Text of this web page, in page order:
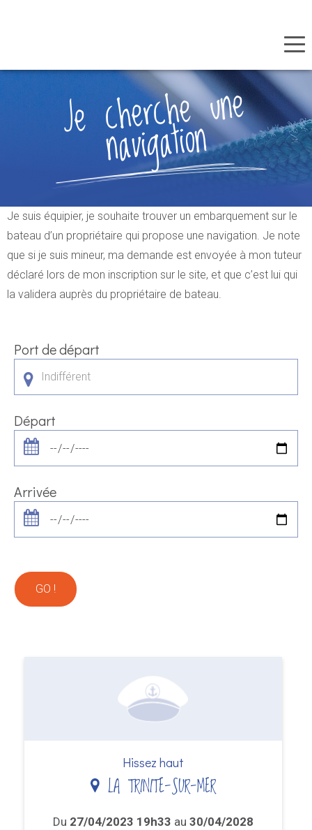
Je
cherche
une
navigation
Je suis équipier, je souhaite trouver un embarquement sur le
bateau d’un propriétaire qui propose une navigation. Je note
que si je suis mineur, ma demande est envoyée à mon tuteur
déclaré lors de mon inscription sur le site, et que c’est lui qui
la validera auprès du propriétaire de bateau.
Port de départ
Indifférent
Départ
Arrivée
Hissez haut
LA TRINITE-SUR-MER
Du 27/04/2023 19h33 au 30/04/2028